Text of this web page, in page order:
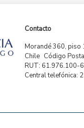
Contacto
Morandé 360, piso
Chile Código
RUT: 61.976.100-6
Central telefónica: